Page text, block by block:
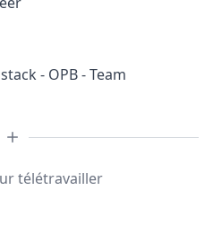
- OPB - Team
télétravailler